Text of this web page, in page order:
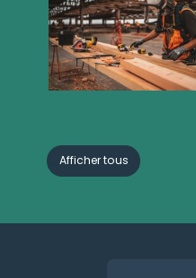
Afficher tous